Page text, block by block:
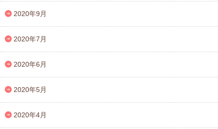
2020年9月
2020年7月
2020年6月
2020年5月
2020年4月